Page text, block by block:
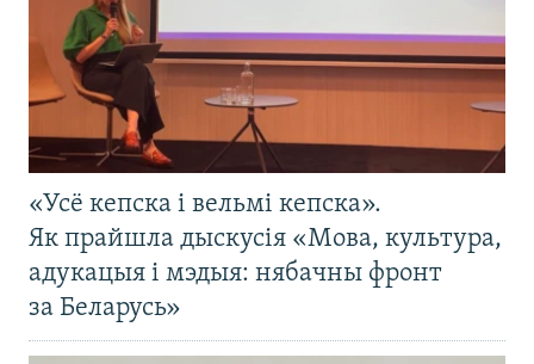
«Усё кепска і вельмі кепска».
Як прайшла дыскусія «Мова, культура,
адукацыя і мэдыя: нябачны фронт
за Беларусь»